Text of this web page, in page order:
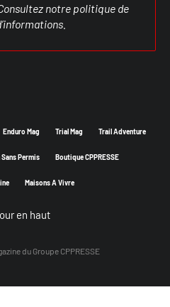
notre politique de
Enduro Mag Trial Mag Trail Adventure
Permis Boutique CPPRESSE
Maisons A Vivre
en haut
du Groupe CPPRESSE